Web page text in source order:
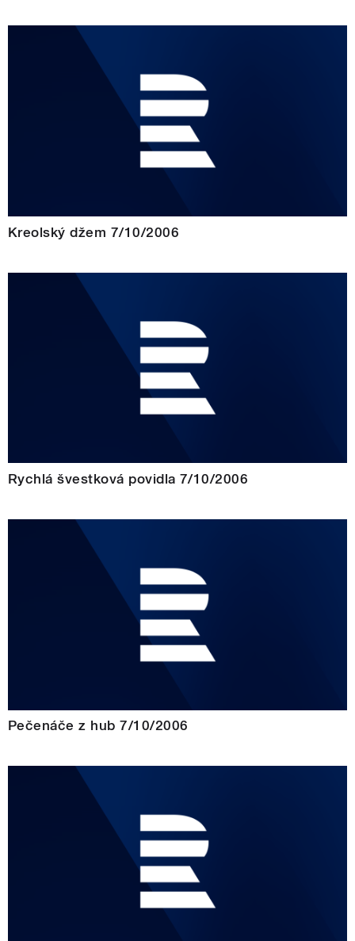
Kreolský džem 7/10/2006
Rychlá švestková povidla 7/10/2006
Pečenáče z hub 7/10/2006